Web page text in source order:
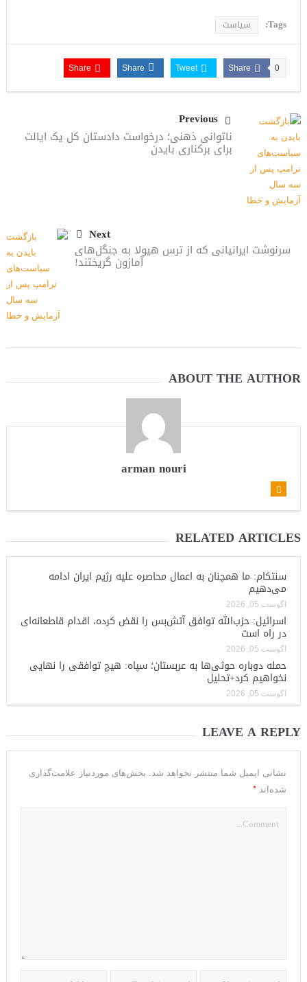
Tags: سیاست
Share 0
Tweet
Share
Share
Previous
ناتوانی ذهنی؛ درخواست ‌دادستان کل یک ایالت
برای برکناری بایدن
Next
سرنوشت ایرانیانی که از ترس هیولا به جنگل‌های
آمازون گریختند!
ABOUT THE AUTHOR
arman nouri
RELATED ARTICLES
سنتکام: ما همچنان به اعمال محاصره علیه رژیم ایران ادامه
می‌دهیم
آگوست 05, 2026
اسرائیل: حزب‌الله توافق آتش‌بس را نقض کرده، اقدام قاطعانه‌ای
در راه است
آگوست 05, 2026
حمله دوباره حوثی‌ها به عربستان؛ سپاه: هیچ توافقی را نهایی
نخواهیم کرد+تحلیل
آگوست 05, 2026
LEAVE A REPLY
نشانی ایمیل شما منتشر نخواهد شد. بخش‌های موردنیاز علامت‌گذاری
شده‌اند *